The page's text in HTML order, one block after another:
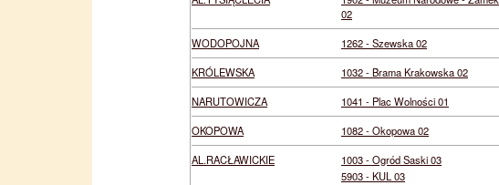
02
WODOPOJNA
1262 - Szewska 02
KRÓLEWSKA
1032 - Brama Krakowska 02
NARUTOWICZA
1041 - Plac Wolności 01
OKOPOWA
1082 - Okopowa 02
AL.RACŁAWICKIE
1003 - Ogród Saski 03
5903 - KUL 03